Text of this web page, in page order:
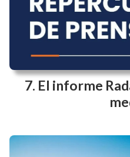
Info PyME #24 |